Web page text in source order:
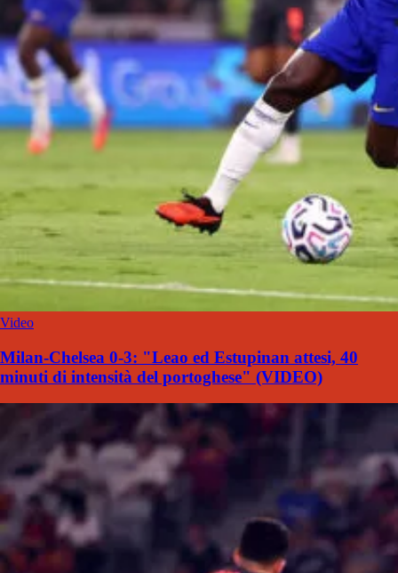
Video
Milan-Chelsea 0-3: "Leao ed Estupinan attesi, 40
minuti di intensità del portoghese" (VIDEO)